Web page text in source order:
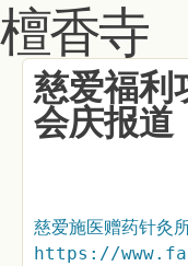
檀香寺
慈爱福利
会庆报道
慈爱施医赠药针灸
https://